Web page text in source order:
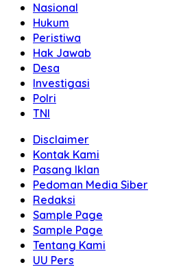
Nasional
Hukum
Peristiwa
Hak Jawab
Desa
Investigasi
Polri
TNI
Disclaimer
Kontak Kami
Pasang Iklan
Pedoman Media Siber
Redaksi
Sample Page
Sample Page
Tentang Kami
UU Pers